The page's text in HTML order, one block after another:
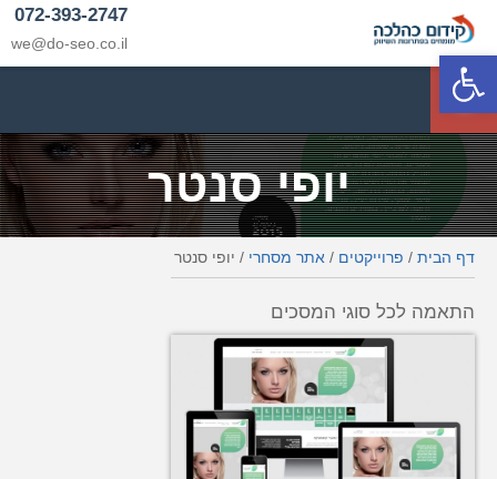
פתח סרגל נגישות
072-393-2747
we@do-seo.co.il
p
יופי סנטר
דף הבית / פרוייקטים / אתר מסחרי / יופי סנטר
התאמה לכל סוגי המסכים